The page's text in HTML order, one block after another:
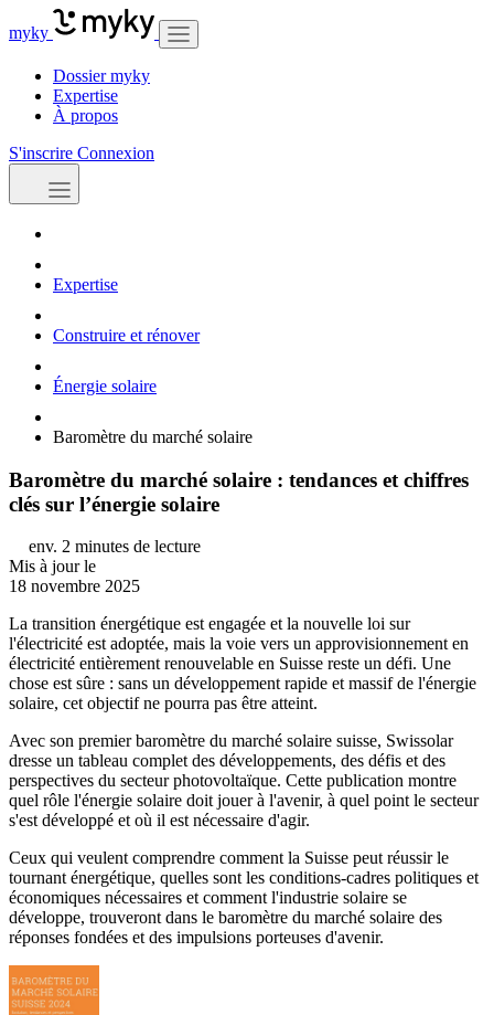
myky
Dossier myky
Expertise
À propos
S'inscrire Connexion
Expertise
Construire et rénover
Énergie solaire
Baromètre du marché solaire
Baromètre du marché solaire : tendances et chiffres
clés sur l’énergie solaire
env. 2 minutes de lecture
Mis à jour le
18 novembre 2025
La transition énergétique est engagée et la nouvelle loi sur
l'électricité est adoptée, mais la voie vers un approvisionnement en
électricité entièrement renouvelable en Suisse reste un défi. Une
chose est sûre : sans un développement rapide et massif de l'énergie
solaire, cet objectif ne pourra pas être atteint.
Avec son premier baromètre du marché solaire suisse, Swissolar
dresse un tableau complet des développements, des défis et des
perspectives du secteur photovoltaïque. Cette publication montre
quel rôle l'énergie solaire doit jouer à l'avenir, à quel point le secteur
s'est développé et où il est nécessaire d'agir.
Ceux qui veulent comprendre comment la Suisse peut réussir le
tournant énergétique, quelles sont les conditions-cadres politiques et
économiques nécessaires et comment l'industrie solaire se
développe, trouveront dans le baromètre du marché solaire des
réponses fondées et des impulsions porteuses d'avenir.